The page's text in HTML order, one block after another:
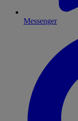
Messenger